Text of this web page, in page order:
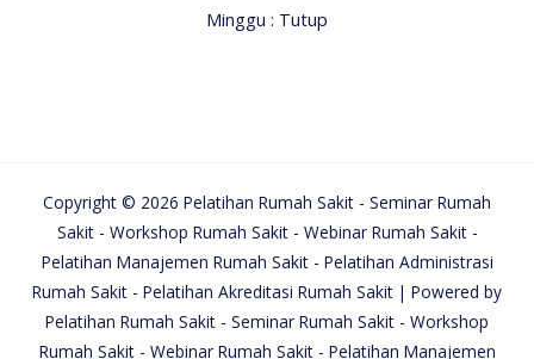
Minggu : Tutup
Copyright © 2026 Pelatihan Rumah Sakit - Seminar Rumah
Sakit - Workshop Rumah Sakit - Webinar Rumah Sakit -
Pelatihan Manajemen Rumah Sakit - Pelatihan Administrasi
Rumah Sakit - Pelatihan Akreditasi Rumah Sakit | Powered by
Pelatihan Rumah Sakit - Seminar Rumah Sakit - Workshop
Rumah Sakit - Webinar Rumah Sakit - Pelatihan Manajemen